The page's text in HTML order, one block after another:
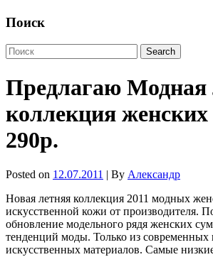
Поиск
Предлагаю Модная
коллекция
290р.
Posted on 12.07.2011 | By Александр
Новая летняя коллекция 2011 модных
искусственной кожи от производителя.
обновление модельного рядя женских
тенденций моды. Только из современных
искусственных материалов. Самые